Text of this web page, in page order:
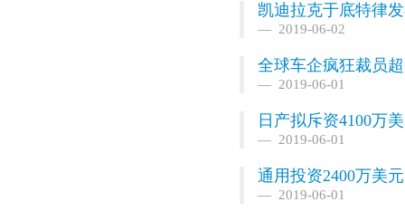
凯迪拉克于底特律
2019-06-02
全球车企疯狂裁员
2019-06-01
日产拟斥资4100万
2019-06-01
通用投资2400万美
2019-06-01